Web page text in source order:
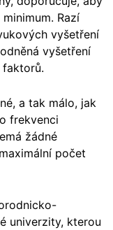
Razí
vyšetření
vyšetření
a tak málo, jak
frekvenci
žádné
počet
univerzity, kterou